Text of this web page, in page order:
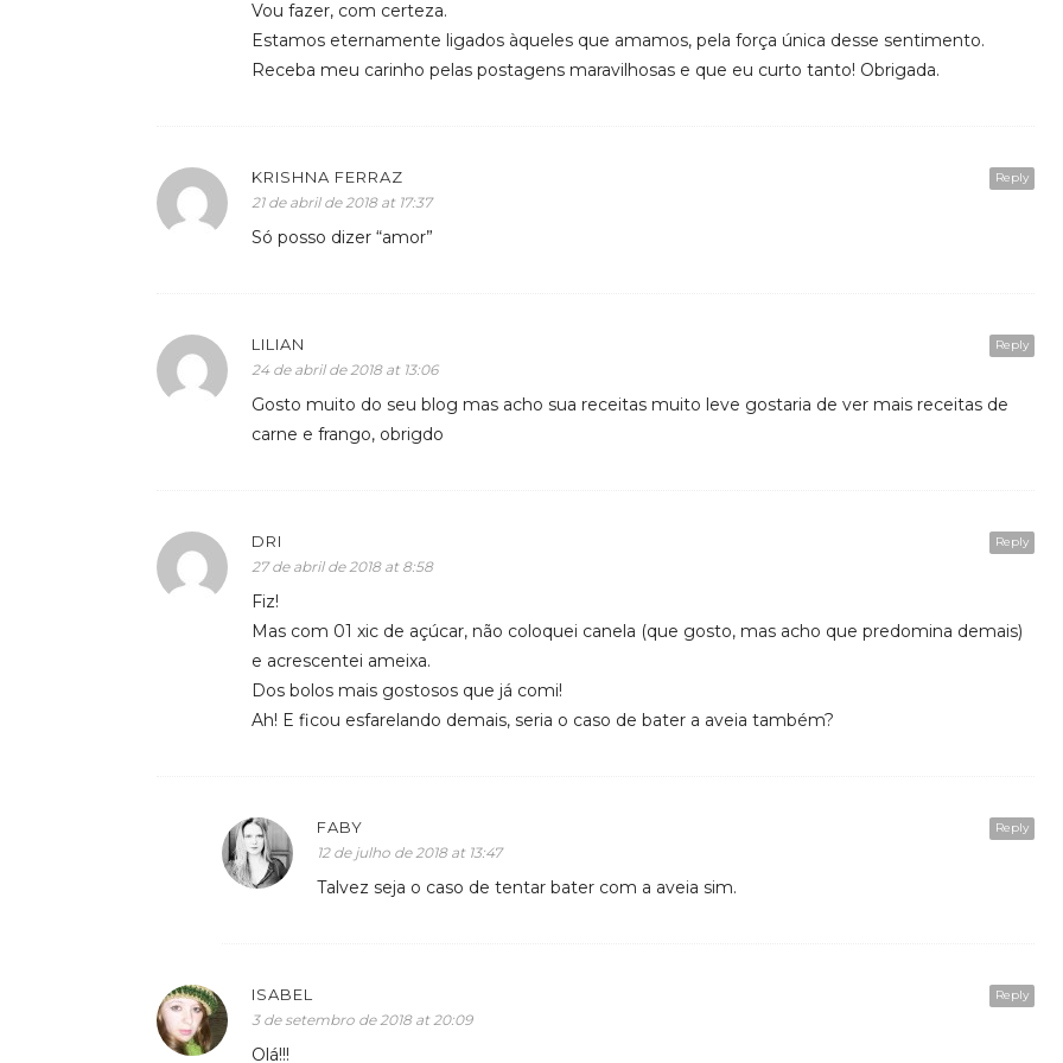
Vou fazer, com certeza.
Estamos eternamente ligados àqueles que amamos, pela força única desse sentimento.
Receba meu carinho pelas postagens maravilhosas e que eu curto tanto! Obrigada.
Reply
KRISHNA FERRAZ
21 de abril de 2018 at 17:37
Só posso dizer “amor”
Reply
LILIAN
24 de abril de 2018 at 13:06
Gosto muito do seu blog mas acho sua receitas muito leve gostaria de ver mais receitas de
carne e frango, obrigdo
Reply
DRI
27 de abril de 2018 at 8:58
Fiz!
Mas com 01 xic de açúcar, não coloquei canela (que gosto, mas acho que predomina demais)
e acrescentei ameixa.
Dos bolos mais gostosos que já comi!
Ah! E ficou esfarelando demais, seria o caso de bater a aveia também?
Reply
FABY
12 de julho de 2018 at 13:47
Talvez seja o caso de tentar bater com a aveia sim.
Reply
ISABEL
3 de setembro de 2018 at 20:09
Olá!!!